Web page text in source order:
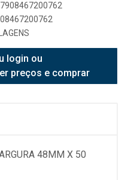
login ou
preços e comprar
48MM X 50